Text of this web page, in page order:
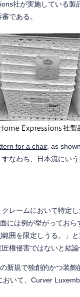
社が実施している製
である。
for a chair, as
なわち、日本流にい
レームにおいて特定
には例が挙がっておら
囲を限定しうる。」
権侵害ではないと結論
新規で独創的かつ装飾
いて、Curver